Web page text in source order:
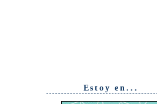
Estoy en...